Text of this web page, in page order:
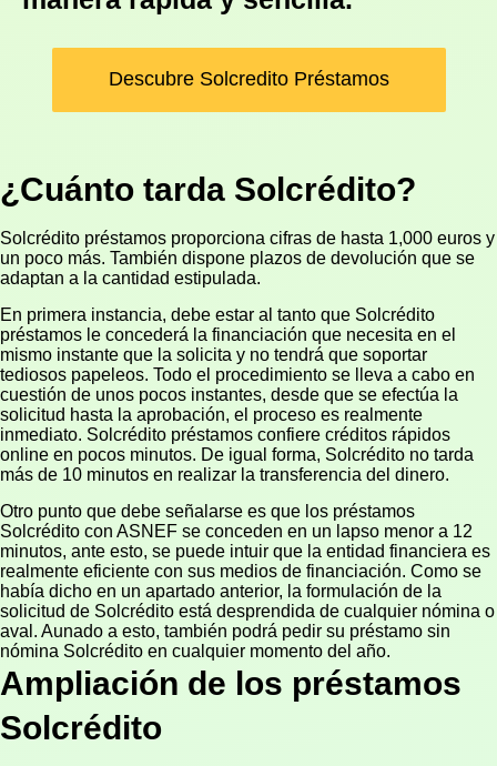
Descubre Solcredito Préstamos
¿Cuánto tarda Solcrédito?
Solcrédito préstamos proporciona cifras de hasta 1,000 euros y
un poco más. También dispone plazos de devolución que se
adaptan a la cantidad estipulada.
En primera instancia, debe estar al tanto que Solcrédito
préstamos le concederá la financiación que necesita en el
mismo instante que la solicita y no tendrá que soportar
tediosos papeleos. Todo el procedimiento se lleva a cabo en
cuestión de unos pocos instantes, desde que se efectúa la
solicitud hasta la aprobación, el proceso es realmente
inmediato. Solcrédito préstamos confiere créditos rápidos
online en pocos minutos. De igual forma, Solcrédito no tarda
más de 10 minutos en realizar la transferencia del dinero.
Otro punto que debe señalarse es que los préstamos
Solcrédito con ASNEF se conceden en un lapso menor a 12
minutos, ante esto, se puede intuir que la entidad financiera es
realmente eficiente con sus medios de financiación. Como se
había dicho en un apartado anterior, la formulación de la
solicitud de Solcrédito está desprendida de cualquier nómina o
aval. Aunado a esto, también podrá pedir su préstamo sin
nómina Solcrédito en cualquier momento del año.
Ampliación de los préstamos
Solcrédito